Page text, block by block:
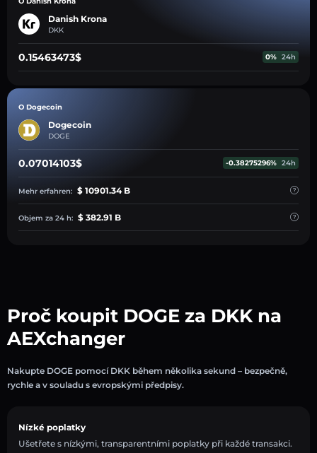
Danish Krona
DKK
0.15463473$ 0% 24h
O Dogecoin
Dogecoin
DOGE
0.07014103$ -0.38275296% 24h
Mehr erfahren: $ 10901.34 B
Objem za 24 h: $ 382.91 B
Proč koupit DOGE za DKK na
AEXchanger
Nakupte DOGE pomocí DKK během několika sekund – bezpečně,
rychle a v souladu s evropskými předpisy.
Nízké poplatky
Ušetřete s nízkými, transparentními poplatky při každé transakci.